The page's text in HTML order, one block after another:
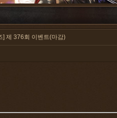
] 제 376회 이벤트(마감)